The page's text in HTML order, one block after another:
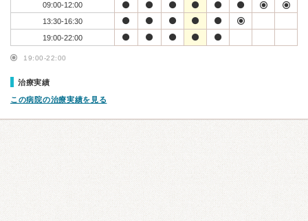
09:00-12:00
13:30-16:30
19:00-22:00
19:00-22:00
治療実績
この病院の治療実績を見る